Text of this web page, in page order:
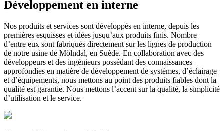
Développement en interne
Nos produits et services sont développés en interne, depuis les
premières esquisses et idées jusqu’aux produits finis. Nombre
d’entre eux sont fabriqués directement sur les lignes de production
de notre usine de Mölndal, en Suède. En collaboration avec des
développeurs et des ingénieurs possédant des connaissances
approfondies en matière de développement de systèmes, d’éclairage
et d’équipements, nous mettons au point des produits fiables dont la
qualité est garantie. Nous mettons l’accent sur la qualité, la simplicité
d’utilisation et le service.